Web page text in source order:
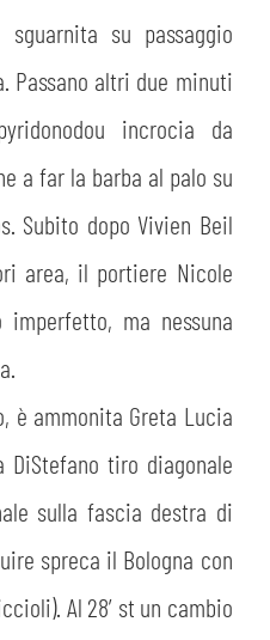
su passaggio
Passano altri due minuti
incrocia da
a far la barba al palo su
Subito dopo Vivien Beil
area, il portiere Nicole
ma nessuna
è ammonita Greta Lucia
DiStefano tiro diagonale
sulla fascia destra di
spreca il Bologna con
Al 28′ st un cambio